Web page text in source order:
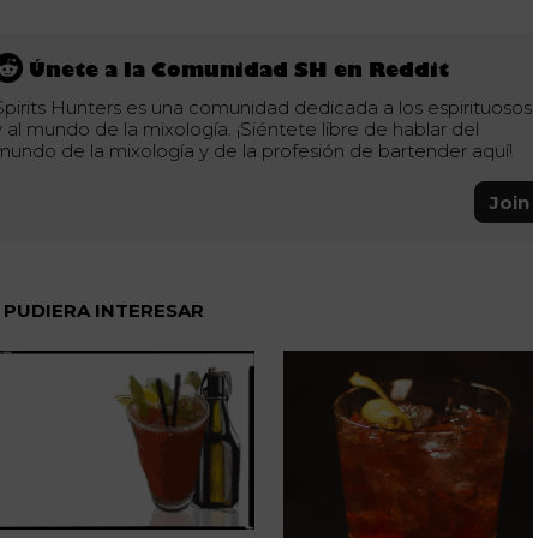
Únete a la Comunidad SH en Reddit
Hunters es una comunidad dedicada a los espirituosos
al mundo de la mixología. ¡Siéntete libre de hablar del
de la mixología y de la profesión de bartender aquí!
Join
INTERESAR